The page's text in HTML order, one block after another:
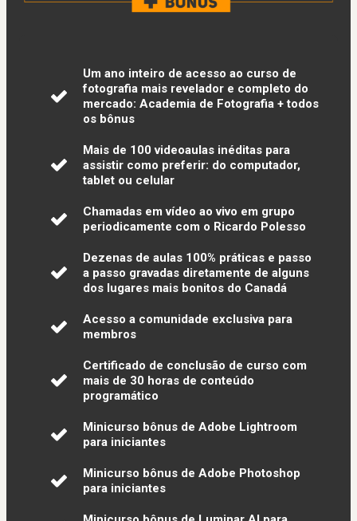
Um ano inteiro de acesso ao curso de
fotografia mais revelador e completo do
mercado: Academia de Fotografia + todos
os bônus
Mais de 100 videoaulas inéditas para
assistir como preferir: do computador,
tablet ou celular
Chamadas em vídeo ao vivo em grupo
periodicamente com o Ricardo Polesso
Dezenas de aulas 100% práticas e passo
a passo gravadas diretamente de alguns
dos lugares mais bonitos do Canadá
Acesso a comunidade exclusiva para
membros
Certificado de conclusão de curso com
mais de 30 horas de conteúdo
programático
Minicurso bônus de Adobe Lightroom
para iniciantes
Minicurso bônus de Adobe Photoshop
para iniciantes